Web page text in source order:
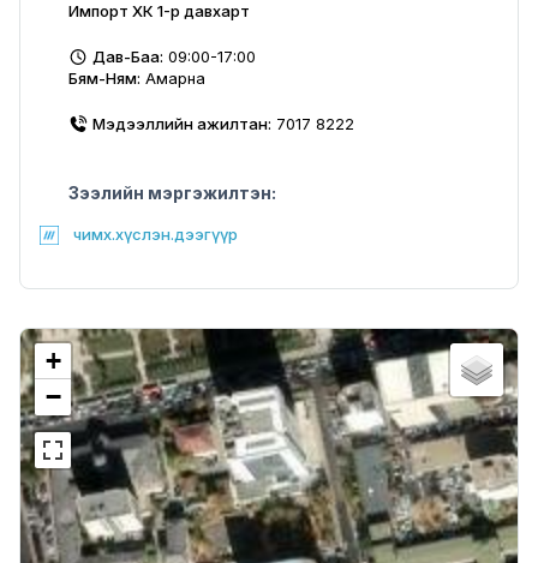
Импорт ХК 1-р давхарт
Дав-Баа: 09:00-17:00
Бям-Ням: Амарна
Мэдээллийн ажилтан: 7017 8222
Зээлийн мэргэжилтэн:
чимх.хүслэн.дээгүүр
+
−